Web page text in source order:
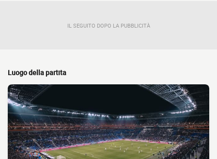
IL SEGUITO DOPO LA PUBBLICITÀ
Luogo della partita